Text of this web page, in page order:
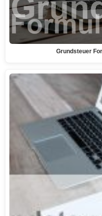
Grundsteuer